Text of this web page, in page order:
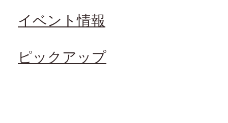
イベント情報
ピックアップ